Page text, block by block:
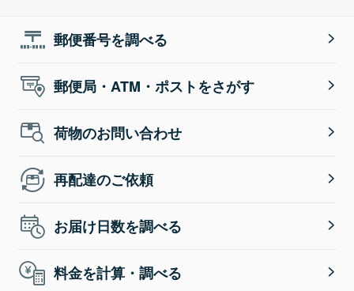
郵便番号を調べる
郵便局・ATM・ポストをさがす
荷物のお問い合わせ
再配達のご依頼
お届け日数を調べる
料金を計算・調べる